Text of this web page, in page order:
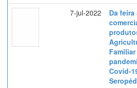
7-jul-2022
Da
Covid-